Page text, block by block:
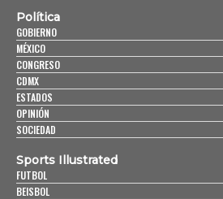
Política
GOBIERNO
MÉXICO
CONGRESO
CDMX
ESTADOS
OPINIÓN
SOCIEDAD
Sports Illustrated
FUTBOL
BEISBOL